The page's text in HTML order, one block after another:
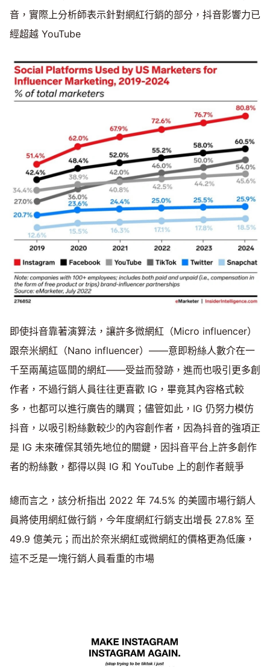
音，實際上分析師表示針對網紅行銷的部分，抖音影響力已
經超越 YouTube
即使抖音靠著演算法，讓許多微網紅（Micro influencer）
跟奈米網紅（Nano influencer）——意即粉絲人數介在一
千至兩萬這區間的網紅——受益而發跡，進而也吸引更多創
作者，不過行銷人員往往更喜歡 IG，畢竟其內容格式較
多，也都可以進行廣告的購買；儘管如此，IG 仍努力模仿
抖音，以吸引粉絲數較少的內容創作者，因為抖音的強項正
是 IG 未來確保其領先地位的關鍵，因抖音平台上許多創作
者的粉絲數，都得以與 IG 和 YouTube 上的創作者競爭
總而言之，該分析指出 2022 年 74.5% 的美國市場行銷人
員將使用網紅做行銷，今年度網紅行銷支出增長 27.8% 至
49.9 億美元；而出於奈米網紅或微網紅的價格更為低廉，
這不乏是一塊行銷人員看重的市場